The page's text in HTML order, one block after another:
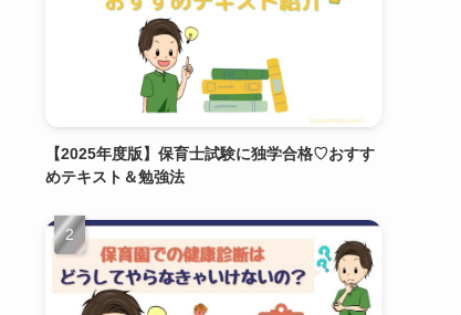
【2025年度版】保育士試験に独学合格♡おすす
めテキスト＆勉強法